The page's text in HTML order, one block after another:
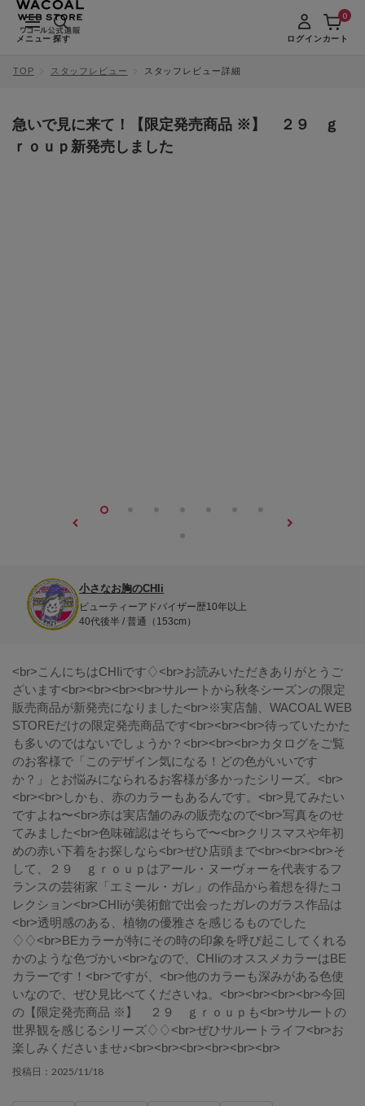
メニュー 探す ログインカート
0
TOP スタッフレビュー スタッフレビュー詳細
急いで見に来て！【限定発売商品 ※】 ２９ ｇ
ｒｏｕｐ新発売しました
小さなお胸のCHIi
ビューティーアドバイザー歴10年以上
40代後半 / 普通（153cm）
<br>こんにちはCHIiです♢<br>お読みいただきありがとうご
ざいます<br><br><br><br>サルートから秋冬シーズンの限定
販売商品が新発売になりました<br>※実店舗、WACOAL WEB
STOREだけの限定発売商品です<br><br><br>待っていたかた
も多いのではないでしょうか？<br><br><br>カタログをご覧
のお客様で「このデザイン気になる！どの色がいいです
か？」とお悩みになられるお客様が多かったシリーズ。<br>
<br><br>しかも、赤のカラーもあるんです。<br>見てみたい
ですよね〜<br>赤は実店舗のみの販売なので<br>写真をのせ
てみました<br>色味確認はそちらで〜<br>クリスマスや年初
めの赤い下着をお探しなら<br>ぜひ店頭まで<br><br><br>そ
して、２９ ｇｒｏｕｐはアール・ヌーヴォーを代表するフ
ランスの芸術家「エミール・ガレ」の作品から着想を得たコ
レクション<br>CHIiが美術館で出会ったガレのガラス作品は
<br>透明感のある、植物の優雅さを感じるものでした
♢♢<br>BEカラーが特にその時の印象を呼び起こしてくれる
かのような色づかい<br>なので、CHIiのオススメカラーはBE
カラーです！<br>ですが、<br>他のカラーも深みがある色使
いなので、ぜひ見比べてくださいね。<br><br><br><br>今回
の【限定発売商品 ※】 ２９ ｇｒｏｕｐも<br>サルートの
世界観を感じるシリーズ♢♢<br>ぜひサルートライフ<br>お
楽しみくださいませ♪<br><br><br><br><br><br>
投稿日： 2025/11/18